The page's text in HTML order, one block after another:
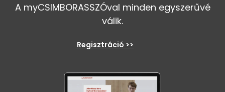
A myCSIMBORASSZÓval minden egyszerűvé
válik.
Regisztráció >>